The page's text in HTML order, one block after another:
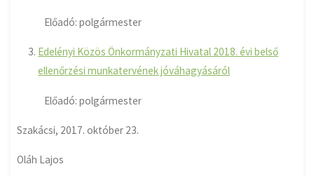
Előadó: polgármester
Edelényi Közös Önkormányzati Hivatal 2018. évi belső
ellenőrzési munkatervének jóváhagyásáról
Előadó: polgármester
Szakácsi, 2017. október 23.
Oláh Lajos